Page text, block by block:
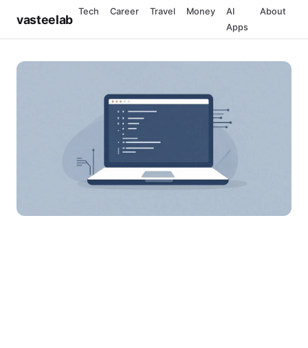
vasteelab
Tech Career Travel Money
AI
Apps
About